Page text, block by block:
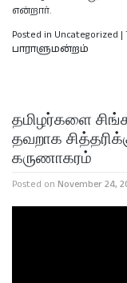
என்றார்.
Posted in Uncategorized |
பாராளுமன்றம்
தமிழர்களை
தவறாக
கருணாகரம்
Posted on November 24,